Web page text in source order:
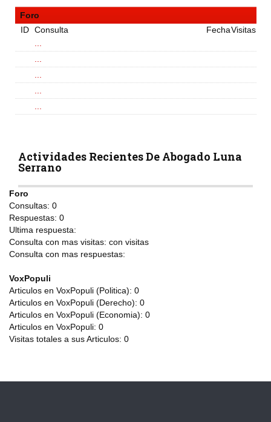
Foro
ID Consulta FechaVisitas
Actividades Recientes De Abogado Luna
Serrano
Foro
Consultas: 0
Respuestas: 0
Ultima respuesta:
Consulta con mas visitas: con visitas
Consulta con mas respuestas:
VoxPopuli
Articulos en VoxPopuli (Politica): 0
Articulos en VoxPopuli (Derecho): 0
Articulos en VoxPopuli (Economia): 0
Articulos en VoxPopuli: 0
Visitas totales a sus Articulos: 0